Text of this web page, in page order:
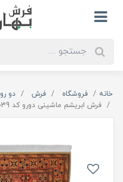
خانه فروشگاه فرش
دو رو
فرش ابریشم ماشینی دورو کد ST-1039